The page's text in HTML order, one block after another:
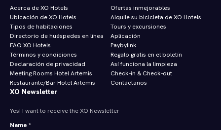
Acerca de XO Hotels
Ubicación de XO Hotels
Tipos de habitaciones
Directorio de huéspedes en línea
FAQ XO Hotels
Términos y condiciones
Declaración de privacidad
Meeting Rooms Hotel Artemis
Restaurante/Bar Hotel Artemis
Ofertas inmejorables
Alquile su bicicleta de XO Hotels
Tours y excursiones
Aplicación
Paybylink
Regalo gratis en el boletín
Así funciona la limpieza
Check‑in & Check‑out
Contáctanos
XO Newsletter
Yes! I want to receive the XO Newsletter
Name *